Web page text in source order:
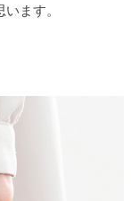
ます。